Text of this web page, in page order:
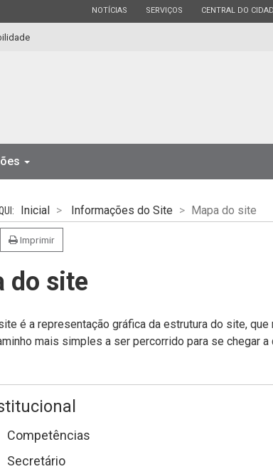
ESTADO
NOTÍCIAS ESTADO
SERVIÇOS ESTADO
CENTRAL DO
Inicial Informações do Site Mapa do site
Imprimir
do site
é a representação gráfica da estrutura do site,
mais simples a ser percorrido para se chegar a
Competências
Secretário